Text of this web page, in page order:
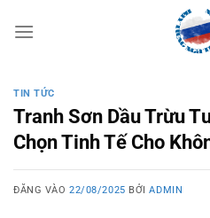
qua
TIN TỨC
Tranh Sơn Dầu Trừu
Chọn Tinh Tế Cho
ĐĂNG VÀO22/08/2025 BỞIADMIN